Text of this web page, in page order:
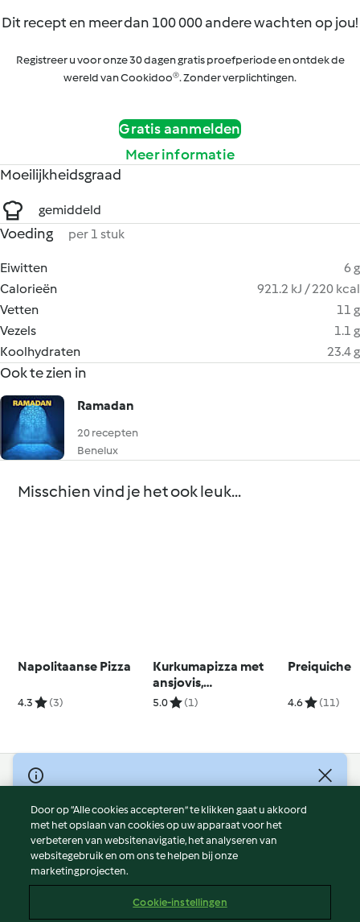
Dit recept en meer dan 100 000 andere wachten op jou!
Registreer u voor onze 30 dagen gratis proefperiode en ontdek de
wereld van Cookidoo®. Zonder verplichtingen.
Gratis aanmelden
Meer informatie
Moeilijkheidsgraad
gemiddeld
Voeding per 1 stuk
Eiwitten
6 g
Calorieën
921.2 kJ / 220 kcal
Vetten
11 g
Vezels
1.1 g
Koolhydraten
23.4 g
Ook te zien in
Ramadan
20 recepten
Benelux
Misschien vind je het ook leuk...
Napolitaanse Pizza
4.3 (3)
Kurkumapizza met
ansjovis,
courgettebloemen en
5.0 (1)
Preiquiche
4.6 (11)
© Copyright 2026
Gebruiksvoorwaarden
Privacybeleid
Disclaimer
Colofon
Verslag Inhoud
Door op “Alle cookies accepteren” te klikken gaat u akkoord
met het opslaan van cookies op uw apparaat voor het
verbeteren van websitenavigatie, het analyseren van
websitegebruik en om ons te helpen bij onze
marketingprojecten.
Cookie-instellingen